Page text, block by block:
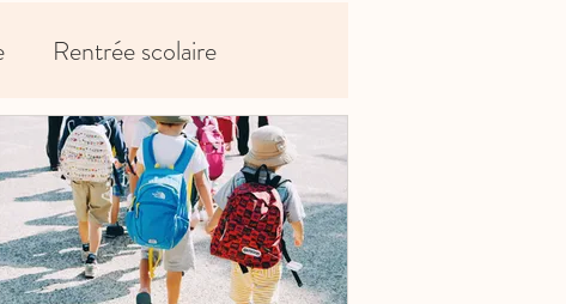
Rentrée scolaire